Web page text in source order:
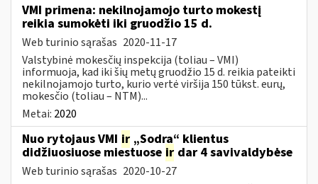
VMI primena: nekilnojamojo turto mokestį
reikia sumokėti iki gruodžio 15 d.
Web turinio sąrašas 2020-11-17
Valstybinė mokesčių inspekcija (toliau – VMI)
informuoja, kad iki šių metų gruodžio 15 d. reikia pateikti
nekilnojamojo turto, kurio vertė viršija 150 tūkst. eurų,
mokesčio (toliau – NTM)...
Metai: 2020
Nuo rytojaus VMI ir „Sodra“ klientus
didžiuosiuose miestuose ir dar 4 savivaldybėse
Web turinio sąrašas 2020-10-27